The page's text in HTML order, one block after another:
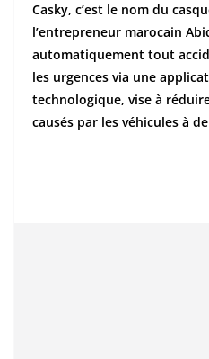
Casky, c’est le nom du
l’entrepreneur marocain
automatiquement tout
les urgences via une
technologique, vise à
causés par les véhicules à